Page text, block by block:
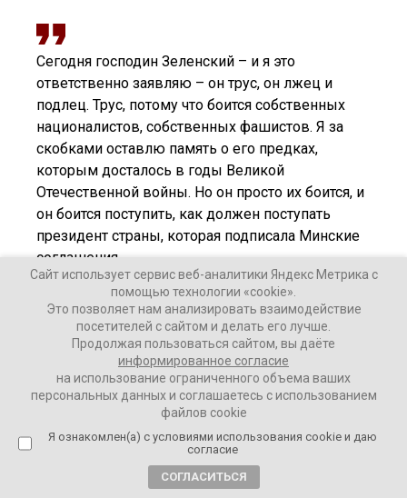
Сегодня господин Зеленский – и я это
ответственно заявляю – он трус, он лжец и
подлец. Трус, потому что боится собственных
националистов, собственных фашистов. Я за
скобками оставлю память о его предках,
которым досталось в годы Великой
Отечественной войны. Но он просто их боится, и
он боится поступить, как должен поступать
президент страны, которая подписала Минские
соглашения.
И за 8 лет ни один из 13 пунктов не был им
выполнен, потому что он больше всего на свете
боится тех, кто кричит «Слава Украине!», а
слышится это практически как «Зиг Хайль»
(нацисткое приветствие – прим. ред.) и не что
иное. И правильно президент России вчера
сказал о настоящем неонацизме и возможности
реванша этого фашизма,
Сайт использует сервис веб-аналитики Яндекс Метрика с
помощью технологии «cookie».
Это позволяет нам анализировать взаимодействие
посетителей с сайтом и делать его лучше.
Продолжая пользоваться сайтом, вы даёте
информированное согласие
на использование ограниченного объема ваших
персональных данных и соглашаетесь с использованием
файлов cookie
Я ознакомлен(а) с условиями использования cookie и даю
согласие
СОГЛАСИТЬСЯ